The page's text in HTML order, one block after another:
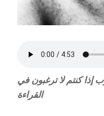
إذا كنتم لا ترغبون في
القراءة